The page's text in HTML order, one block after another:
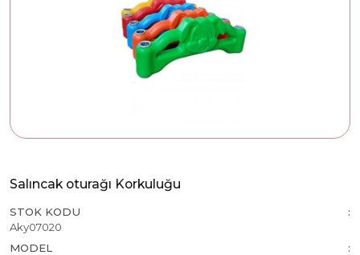
Salıncak oturağı Korkuluğu
STOK KODU
Aky07020
MODEL